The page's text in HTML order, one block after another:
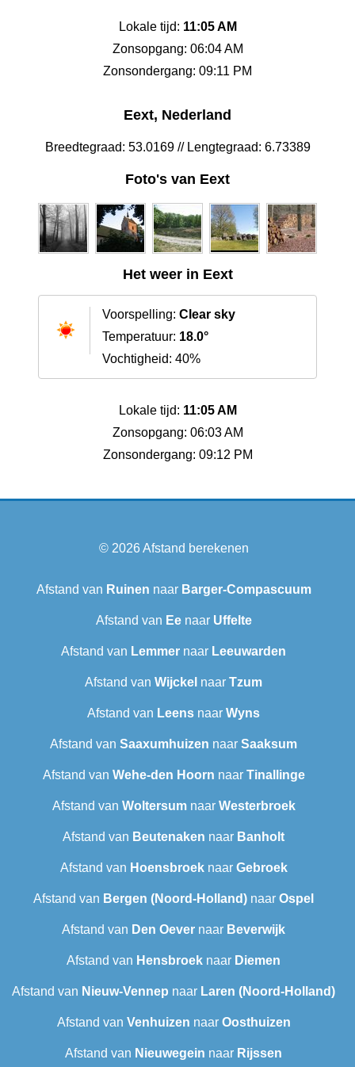
Lokale tijd: 11:05 AM
Zonsopgang: 06:04 AM
Zonsondergang: 09:11 PM
Eext, Nederland
Breedtegraad: 53.0169 // Lengtegraad: 6.73389
Foto's van Eext
Het weer in Eext
Voorspelling: Clear sky
Temperatuur: 18.0°
Vochtigheid: 40%
Lokale tijd: 11:05 AM
Zonsopgang: 06:03 AM
Zonsondergang: 09:12 PM
© 2026Afstand berekenen
Afstand van Ruinen naar Barger-Compascuum
Afstand van Eenaar Uffelte
Afstand van Lemmer naar Leeuwarden
Afstand van Wijckel naar Tzum
Afstand van Leens naar Wyns
Afstand van Saaxumhuizen naar Saaksum
Afstand van Wehe-den Hoorn naar Tinallinge
Afstand van Woltersumnaar Westerbroek
Afstand van Beutenaken naar Banholt
Afstand van Hoensbroeknaar Gebroek
Afstand van Bergen (Noord-Holland) naar Ospel
Afstand van Den Oever naar Beverwijk
Afstand van Hensbroek naar Diemen
Afstand van Nieuw-Vennep naar Laren (Noord-Holland)
Afstand van Venhuizen naar Oosthuizen
Afstand van Nieuwegein naar Rijssen